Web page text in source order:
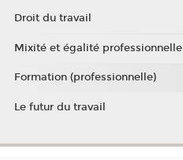
Droit du travail
Mixité et égalité professionnelle
Formation (professionnelle)
Le futur du travail